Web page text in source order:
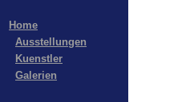
Home
Ausstellungen
Kuenstler
Galerien